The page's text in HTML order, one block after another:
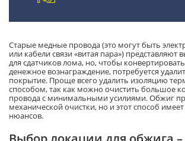
Старые медные провода (это могут быть
или кабели связи «витая пара») представляют
для сдатчиков лома, но, чтобы
денежное вознаграждение, потребуется
покрытие. Проще всего удалить изоляцию
способом, так как можно очистить большое
провода с минимальными усилиями. Обжиг
механической очистки, но и этот способ
нюансов.